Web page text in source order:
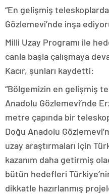
“En gelişmiş
Gözlemevi’nde inşa
Milli Uzay Programı ile
canla başla çalışmaya
Kacır, şunları kaydetti:
“Bölgemizin en gelişmiş
Anadolu Gözlemevi’nde
metre çapında bir
Doğu Anadolu
uzay araştırmaları için
kazanım daha getirmiş
bütün hedefleri
dikkatle hazırlanmış